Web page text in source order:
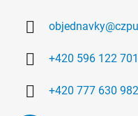
objednavky@
+420 596 122 701
+420 777 630 982